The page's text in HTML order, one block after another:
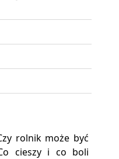
rolnik może być
cieszy i co boli